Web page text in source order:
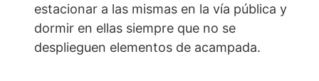
estacionar a las mismas en la vía pública y
dormir en ellas siempre que no se
desplieguen elementos de acampada.